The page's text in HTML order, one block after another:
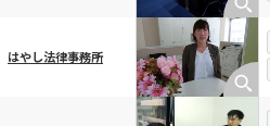
はやし法律事務所